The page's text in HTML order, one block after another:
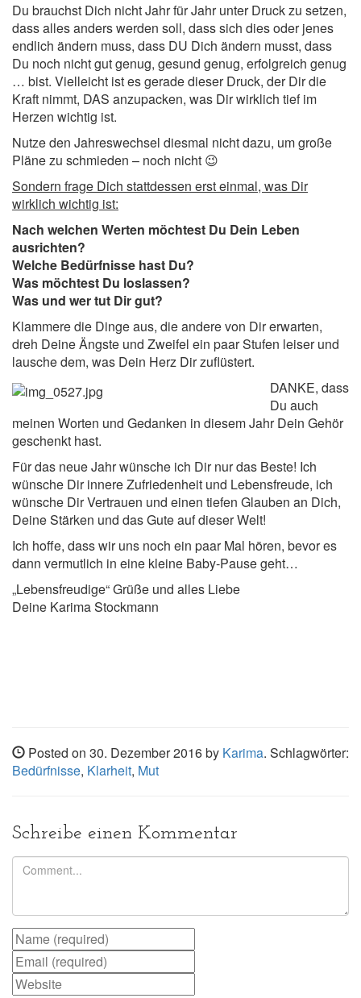
Du brauchst Dich nicht Jahr für Jahr unter Druck zu setzen,
dass alles anders werden soll, dass sich dies oder jenes
endlich ändern muss, dass DU Dich ändern musst, dass
Du noch nicht gut genug, gesund genug, erfolgreich genug
… bist. Vielleicht ist es gerade dieser Druck, der Dir die
Kraft nimmt, DAS anzupacken, was Dir wirklich tief im
Herzen wichtig ist.
Nutze den Jahreswechsel diesmal nicht dazu, um große
Pläne zu schmieden – noch nicht 😉
Sondern frage Dich stattdessen erst einmal, was Dir
wirklich wichtig ist:
Nach welchen Werten möchtest Du Dein Leben
ausrichten?
Welche Bedürfnisse hast Du?
Was möchtest Du loslassen?
Was und wer tut Dir gut?
Klammere die Dinge aus, die andere von Dir erwarten,
dreh Deine Ängste und Zweifel ein paar Stufen leiser und
lausche dem, was Dein Herz Dir zuflüstert.
DANKE, dass
Du auch
meinen Worten und Gedanken in diesem Jahr Dein Gehör
geschenkt hast.
Für das neue Jahr wünsche ich Dir nur das Beste! Ich
wünsche Dir innere Zufriedenheit und Lebensfreude, ich
wünsche Dir Vertrauen und einen tiefen Glauben an Dich,
Deine Stärken und das Gute auf dieser Welt!
Ich hoffe, dass wir uns noch ein paar Mal hören, bevor es
dann vermutlich in eine kleine Baby-Pause geht…
„Lebensfreudige“ Grüße und alles Liebe
Deine Karima Stockmann
Posted on 30. Dezember 2016 by Karima. Schlagwörter:
Bedürfnisse, Klarheit, Mut
Schreibe einen Kommentar